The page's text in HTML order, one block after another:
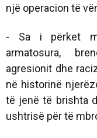
një operacion të
- Sa i përket
armatosura,
agresionit dhe
në historinë
të jenë të brishta
ushtrisë për të